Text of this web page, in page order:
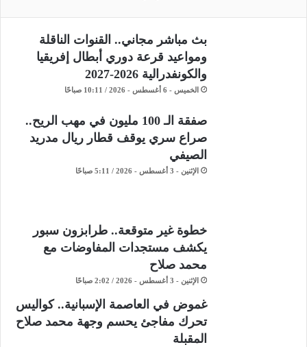
بث مباشر مجاني.. القنوات الناقلة
ومواعيد قرعة دوري أبطال إفريقيا
والكونفدرالية 2026-2027
الخميس - 6 أغسطس - 2026 / 10:11 صباحًا
صفقة الـ 100 مليون في مهب الريح..
صراع سري يوقف قطار ريال مدريد
الصيفي
الإثنين - 3 أغسطس - 2026 / 5:11 صباحًا
خطوة غير متوقعة.. طرابزون سبور
يكشف مستجدات المفاوضات مع
محمد صلاح
الإثنين - 3 أغسطس - 2026 / 2:02 صباحًا
غموض في العاصمة الإسبانية.. كواليس
تحرك مفاجئ يحسم وجهة محمد صلاح
المقبلة